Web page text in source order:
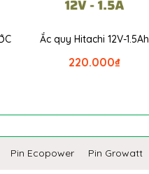
Ắc quy Hitachi 12V-1.5Ah
₫
220.000
Pin Ecopower Pin Growatt